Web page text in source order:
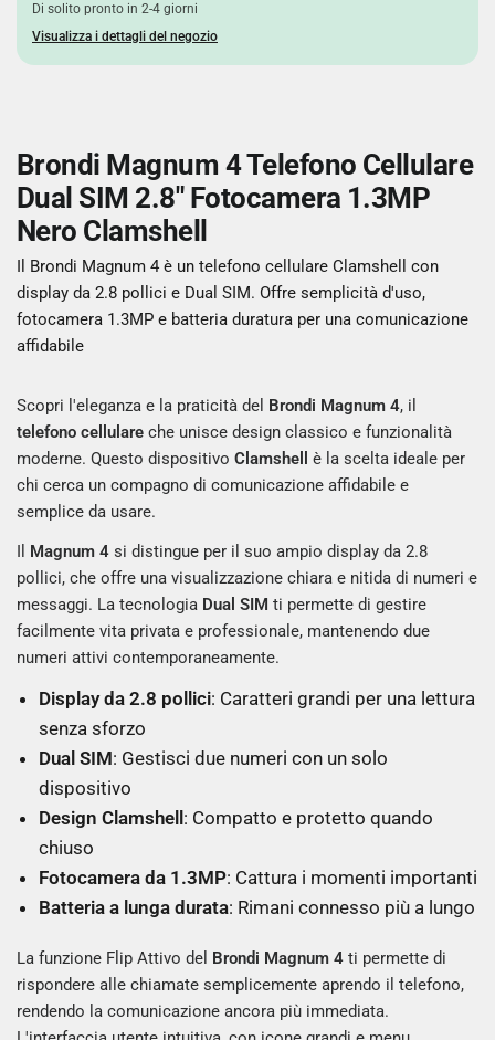
Di solito pronto in 2-4 giorni
Visualizza i dettagli del negozio
Brondi Magnum 4 Telefono Cellulare
Dual SIM 2.8" Fotocamera 1.3MP
Nero Clamshell
Il Brondi Magnum 4 è un telefono cellulare Clamshell con
display da 2.8 pollici e Dual SIM. Offre semplicità d'uso,
fotocamera 1.3MP e batteria duratura per una comunicazione
affidabile
Scopri l'eleganza e la praticità del Brondi Magnum 4, il
telefono cellulare che unisce design classico e funzionalità
moderne. Questo dispositivoClamshell
è la scelta ideale per
chi cerca un compagno di comunicazione affidabile e
semplice da usare.
Il Magnum 4 si distingue per il suo ampio display da 2.8
pollici, che offre una visualizzazione chiara e nitida di numeri e
messaggi. La tecnologia Dual SIM ti permette di gestire
facilmente vita privata e professionale, mantenendo due
numeri attivi contemporaneamente.
Display da 2.8 pollici: Caratteri grandi per una lettura
senza sforzo
Dual SIM: Gestisci due numeri con un solo
dispositivo
Design Clamshell : Compatto e protetto quando
chiuso
Fotocamera da 1.3MP: Cattura i momenti importanti
Batteria a lunga durata: Rimani connesso più a lungo
La funzione Flip Attivo del Brondi Magnum 4 ti permette di
rispondere alle chiamate semplicemente aprendo il telefono,
rendendo la comunicazione ancora più immediata.